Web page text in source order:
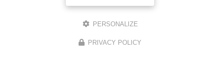
PERSONALIZE
PRIVACY POLICY